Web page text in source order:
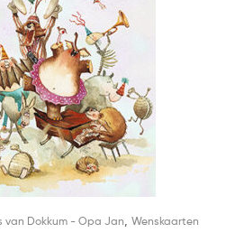
van Dokkum - Opa Jan, Wenskaarten